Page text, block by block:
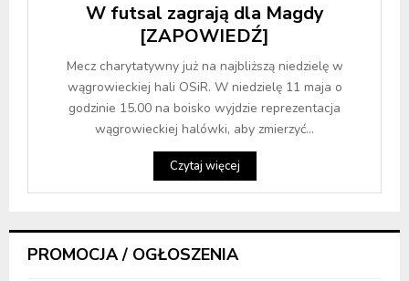
W futsal zagrają dla Magdy
[ZAPOWIEDŹ]
Mecz charytatywny już na najbliższą niedzielę w
wągrowieckiej hali OSiR. W niedzielę 11 maja o
godzinie 15.00 na boisko wyjdzie reprezentacja
wągrowieckiej halówki, aby zmierzyć...
Czytaj więcej
PROMOCJA / OGŁOSZENIA